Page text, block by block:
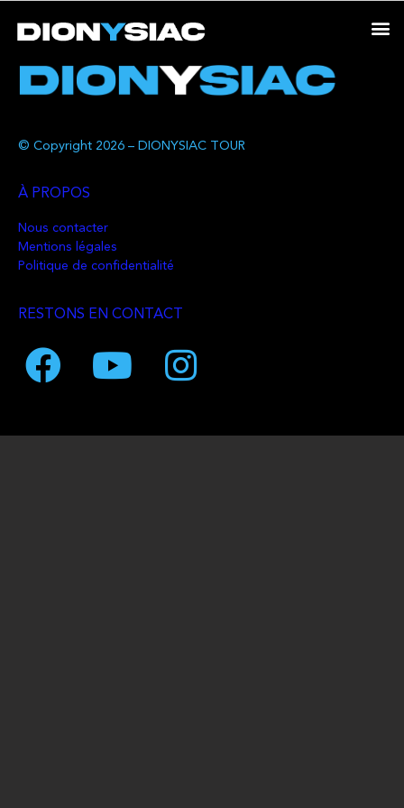
© Copyright 2026 – DIONYSIAC TOUR
À PROPOS
Nous contacter
Mentions légales
Politique de confidentialité
RESTONS EN CONTACT